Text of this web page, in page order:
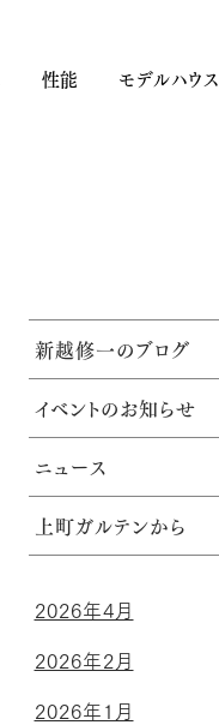
性能 モデルハウス
新越修一のブログ
イベントのお知らせ
ニュース
上町ガルテンから
2026年4月
2026年2月
2026年1月